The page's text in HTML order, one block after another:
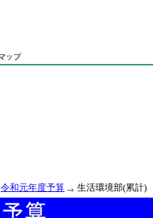
令和元年度予算 生活環境部(累計)